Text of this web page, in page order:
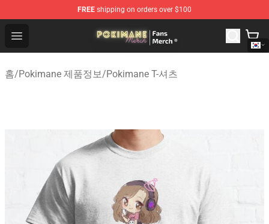
FREE shipping on orders over $100
Open menu
Pokimane Store - Official Pokimane Merchandise Shop
홈/Pokimane 제품정보/Pokimane T-셔츠